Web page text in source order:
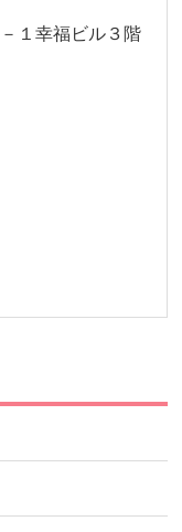
１幸福ビル３階